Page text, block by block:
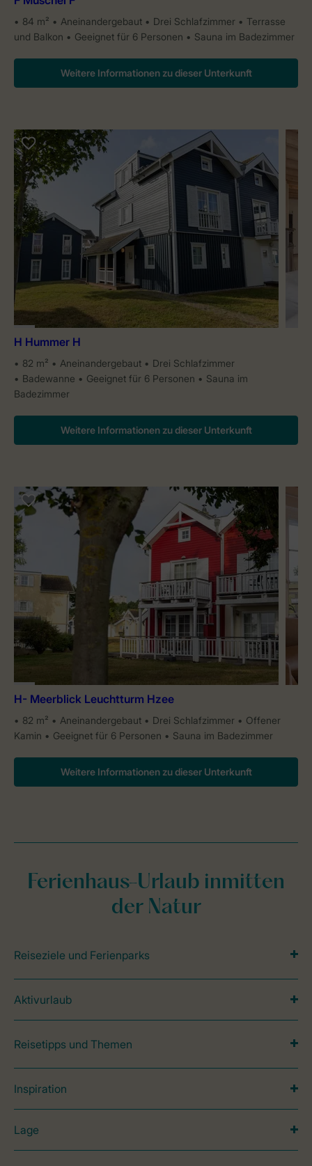
84 m² Aneinandergebaut Drei Schlafzimmer
Terrasse
und Balkon
Geeignet für 6 Personen Sauna im Badezimmer
Weitere Informationen zu dieser Unterkunft
H Hummer H
82 m² Aneinandergebaut
Drei Schlafzimmer
Badewanne
Geeignet für 6 Personen
Sauna im
Badezimmer
Weitere Informationen zu dieser Unterkunft
H- Meerblick Leuchtturm Hzee
82 m² Aneinandergebaut Drei Schlafzimmer
Offener
Kamin
Geeignet für 6 Personen Sauna im Badezimmer
Weitere Informationen zu dieser Unterkunft
Ferienhaus-Urlaub inmitten
der Natur
Reiseziele und Ferienparks
Aktivurlaub
Reisetipps und Themen
Inspiration
Lage